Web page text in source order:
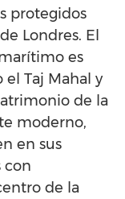
protegidos
Londres. El
es
Taj Mahal y
de la
moderno,
en sus
con
de la